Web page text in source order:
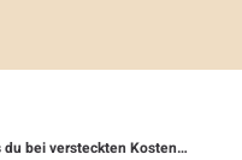
Was du bei versteckten Kosten im Kleingedruckten beachten musst